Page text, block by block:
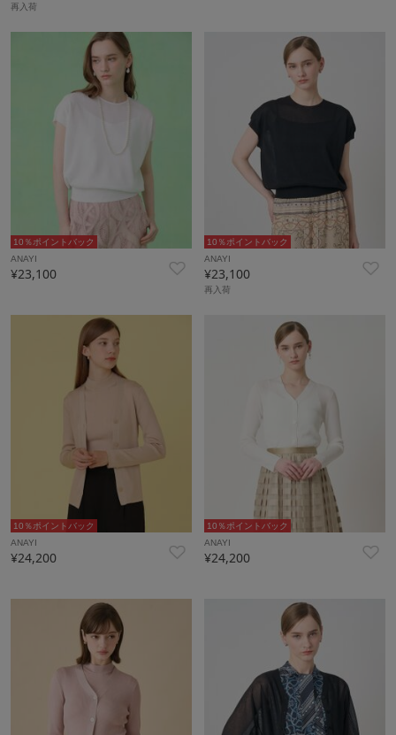
再入荷
10％ポイントバック
ANAYI
¥23,100
10％ポイントバック
ANAYI
¥23,100
再入荷
10％ポイントバック
ANAYI
¥24,200
10％ポイントバック
ANAYI
¥24,200